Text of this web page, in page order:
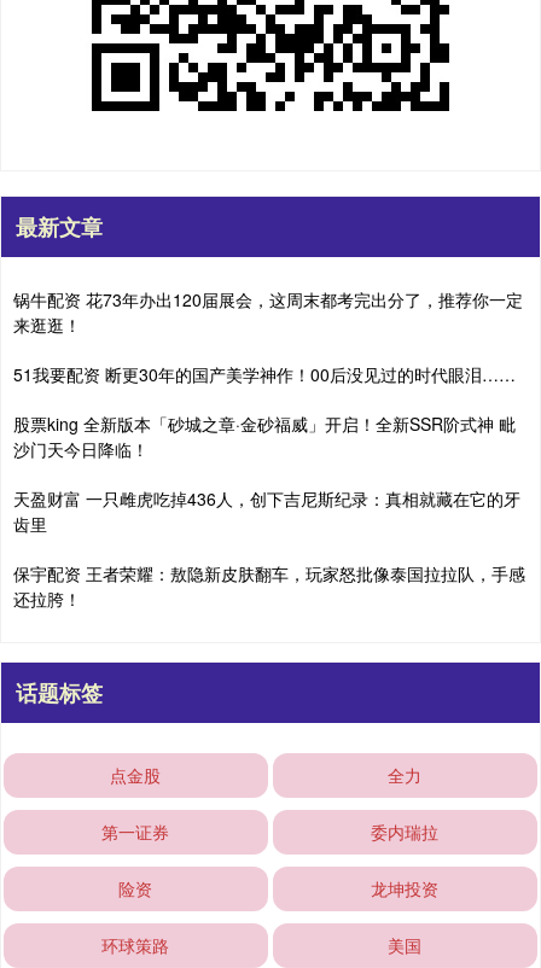
最新文章
锅牛配资 花73年办出120届展会，这周末都考完出分了，推荐你一定
来逛逛！
51我要配资 断更30年的国产美学神作！00后没见过的时代眼泪……
股票king 全新版本「砂城之章·金砂福威」开启！全新SSR阶式神 毗
沙门天今日降临！
天盈财富 一只雌虎吃掉436人，创下吉尼斯纪录：真相就藏在它的牙
齿里
保宇配资 王者荣耀：敖隐新皮肤翻车，玩家怒批像泰国拉拉队，手感
还拉胯！
话题标签
点金股 全力
第一证券 委内瑞拉
险资 龙坤投资
环球策路 美国